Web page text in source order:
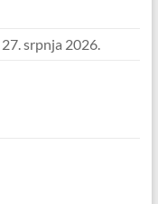
27. srpnja 2026.